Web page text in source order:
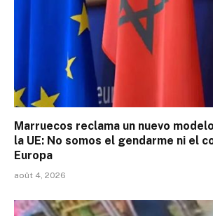
Marruecos reclama un nuevo
la UE: No somos el gendarme ni el
Europa
août 4, 2026